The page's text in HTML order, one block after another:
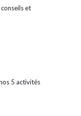
et
5 activités